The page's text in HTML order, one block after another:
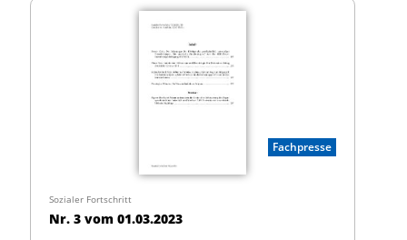
Fachpresse
Sozialer Fortschritt
Nr. 3 vom 01.03.2023